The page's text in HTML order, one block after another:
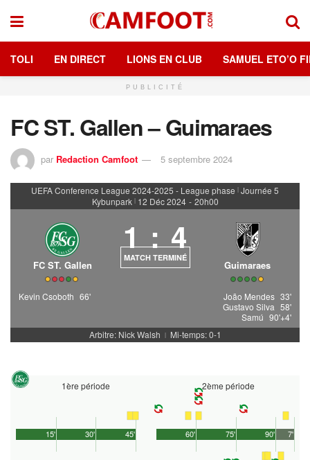
TOLI EN DIRECT LIONS EN CLUB SAMUEL ETO’O
PUBLICITÉ
FC ST. Gallen – Guimaraes
par Redaction Camfoot 5 septembre 2024
UEFA Conference League 2024-2025 - League phase | Journée 5
Kybunpark | 12 Déc 2024 - 20h00
FC ST. Gallen
1 : 4
MATCH TERMINÉ
Guimaraes
Kevin Csoboth 66' João Mendes 33'
Gustavo Silva 58'
Samú 90'+4'
Arbitre: Nick Walsh
| Mi-temps: 0-1
1ère période
45'
15' 30'
2ème période
90'
60' 75' 7'